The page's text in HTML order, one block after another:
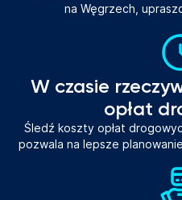
na Węgrzech,
W czasie
opłat
Śledź koszty opłat
pozwala na lepsze